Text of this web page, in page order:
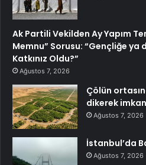
Ak Partili Vekilden Ay Yapım
Memnu” Sorusu: “Gençliğe ya
Katkınız Oldu?”
Ağustos 7, 2026
Çölün
dikerek
Ağustos 7, 2026
İstanbul’da
Ağustos 7, 2026